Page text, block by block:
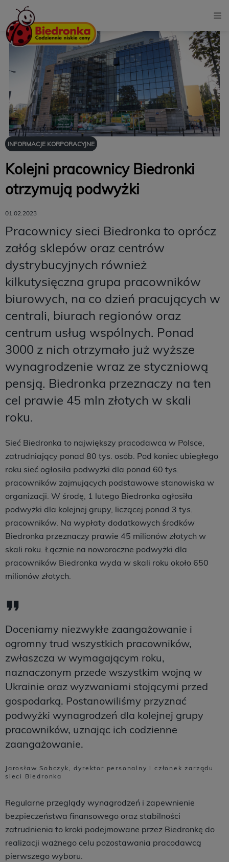
INFORMACJE KORPORACYJNE
Kolejni pracownicy Biedronki
otrzymują podwyżki
01.02.2023
Pracownicy sieci Biedronka to oprócz
załóg sklepów oraz centrów
dystrybucyjnych również
kilkutysięczna grupa pracowników
biurowych, na co dzień pracujących w
centrali, biurach regionów oraz
centrum usług wspólnych. Ponad
3000 z nich otrzymało już wyższe
wynagrodzenie wraz ze styczniową
pensją. Biedronka przeznaczy na ten
cel prawie 45 mln złotych w skali
roku.
Sieć Biedronka to największy pracodawca w Polsce,
zatrudniający ponad 80 tys. osób. Pod koniec ubiegłego
roku sieć ogłosiła podwyżki dla ponad 60 tys.
pracowników zajmujących podstawowe stanowiska w
organizacji. W środę, 1 lutego Biedronka ogłosiła
podwyżki dla kolejnej grupy, liczącej ponad 3 tys.
pracowników. Na wypłaty dodatkowych środków
Biedronka przeznaczy prawie 45 milionów złotych w
skali roku. Łącznie na noworoczne podwyżki dla
pracowników Biedronka wyda w skali roku około 650
milionów złotych.
Doceniamy niezwykłe zaangażowanie i
ogromny trud wszystkich pracowników,
zwłaszcza w wymagającym roku,
naznaczonym przede wszystkim wojną w
Ukrainie oraz wyzwaniami stojącymi przed
gospodarką. Postanowiliśmy przyznać
podwyżki wynagrodzeń dla kolejnej grupy
pracowników, uznając ich codzienne
zaangażowanie.
Jarosław Sobczyk, dyrektor personalny i członek zarządu
sieci Biedronka
Regularne przeglądy wynagrodzeń i zapewnienie
bezpieczeństwa finansowego oraz stabilności
zatrudnienia to kroki podejmowane przez Biedronkę do
realizacji ważnego celu pozostawania pracodawcą
pierwszego wyboru.